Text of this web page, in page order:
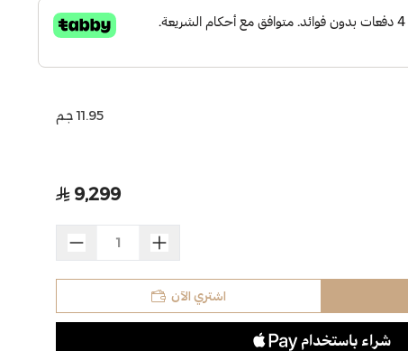
11.95 جم
9,299
اشتري الآن